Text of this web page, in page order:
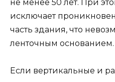
не менее 50 лет. При
исключает
часть здания, что
ленточным основанием.
Если вертикальные и